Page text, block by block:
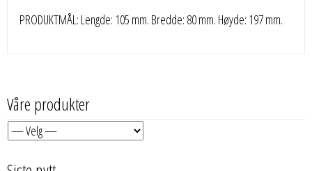
PRODUKTMÅL: Lengde: 105 mm. Bredde: 80 mm. Høyde: 197 mm.
Våre produkter